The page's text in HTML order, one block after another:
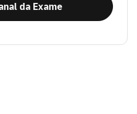
da Exame